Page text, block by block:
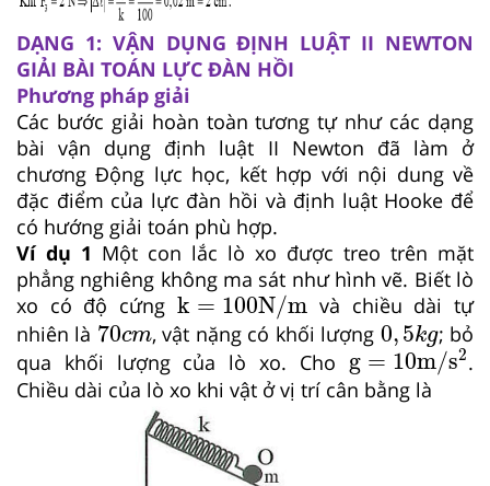
DẠNG 1: VẬN DỤNG ĐỊNH LUẬT II NEWTON
GIẢI BÀI TOÁN LỰC ĐÀN HỒI
Phương pháp giải
Các bước giải hoàn toàn tương tự như các dạng
bài vận dụng định luật II Newton đã làm ở
chương Động lực học, kết hợp với nội dung về
đặc điểm của lực đàn hồi và định luật Hooke để
có hướng giải toán phù hợp.
Ví dụ 1 Một con lắc lò xo được treo trên mặt
phẳng nghiêng không ma sát như hình vẽ. Biết lò
xo có độ cứng k = 100N/m
k=100N/m
và chiều dài tự
nhiên là 70cm
70cm, vật nặng có khối lượng 0,5kg
0, 5kg; bỏ
qua khối lượng của lò xo. Cho g = 10m/s2
g= 10m/s2 .
Chiều dài của lò xo khi vật ở vị trí cân bằng là